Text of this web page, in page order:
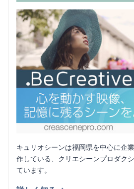
キュリオシーンは福岡県を中心に企
作している、クリエシーンプロダク
ています。